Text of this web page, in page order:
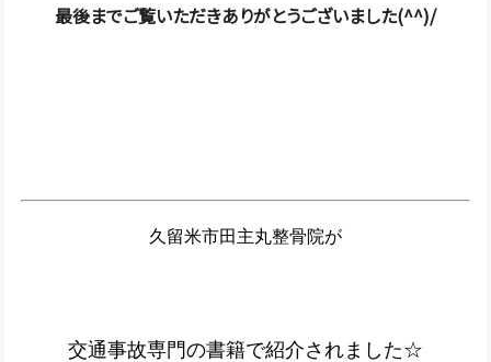
最後までご覧いただきありがとうございました(^^)/
久留米市田主丸整骨院が
交通事故専門の書籍で紹介されました☆